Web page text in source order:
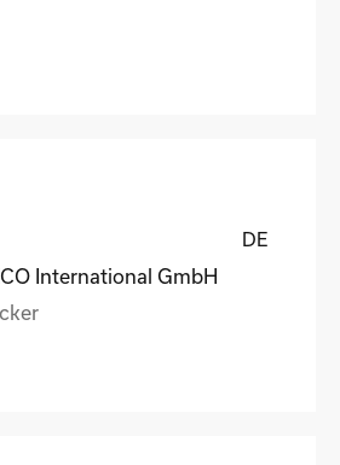
DE
International GmbH